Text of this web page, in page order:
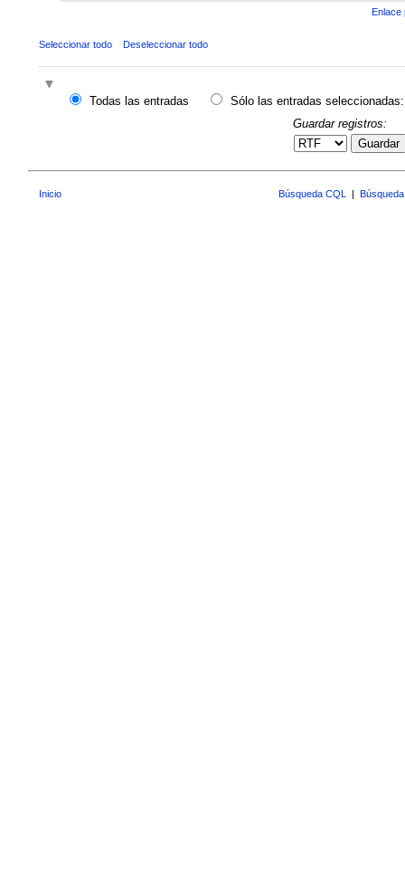
Enlace
Seleccionar todo Deseleccionar todo
Todas las entradas
Sólo las entradas seleccionadas:
Guardar registros:
Guardar
Inicio Búsqueda CQL